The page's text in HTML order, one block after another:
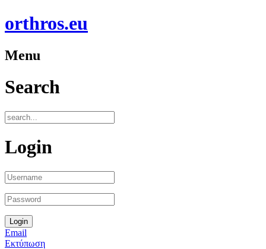
orthros.eu
Menu
Search
Login
Email
Εκτύπωση